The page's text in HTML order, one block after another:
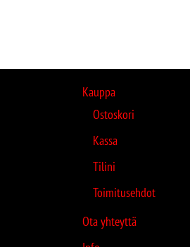
Kauppa
Ostoskori
Kassa
Tilini
Toimitusehdot
Ota yhteyttä